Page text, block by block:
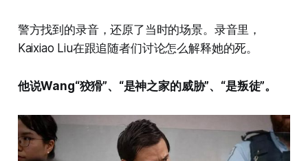
警方找到的录音，还原了当时的场景。录音里，
Kaixiao Liu在跟追随者们讨论怎么解释她的死。
他说Wang“狡猾”、“是神之家的威胁”、“是叛徒”。